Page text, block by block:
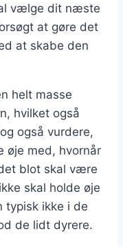
vælge dit næste
at gøre det
at skabe den
helt masse
hvilket også
også vurdere,
øje med, hvornår
blot skal være
skal holde øje
typisk ikke i de
de lidt dyrere.